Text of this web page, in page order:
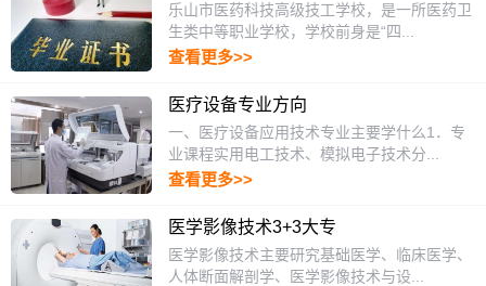
乐山市医药科技高级技工学校，是一所医药卫
生类中等职业学校，学校前身是“四...
查看更多>>
医疗设备专业方向
一、医疗设备应用技术专业主要学什么1．专
业课程实用电工技术、模拟电子技术分...
查看更多>>
医学影像技术3+3大专
医学影像技术主要研究基础医学、临床医学、
人体断面解剖学、医学影像技术与设...